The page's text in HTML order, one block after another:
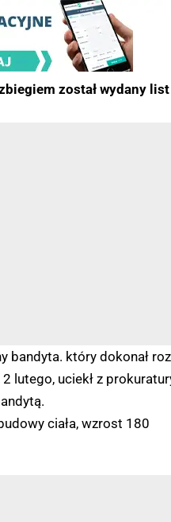
został wydany list
bandyta. który dokonał
lutego, uciekł z
ciała, wzrost 180